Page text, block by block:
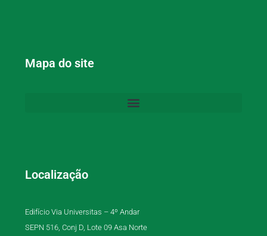
Mapa do site
Localização
Edifício Via Universitas – 4º Andar
SEPN 516, Conj D, Lote 09 Asa Norte